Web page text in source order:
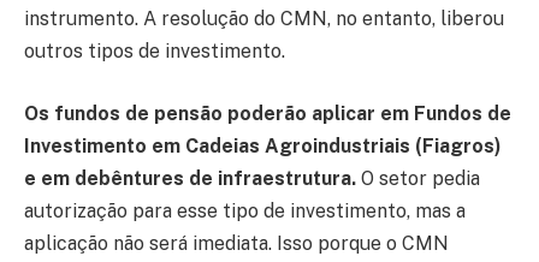
instrumento. A resolução do CMN, no entanto, liberou
outros tipos de investimento.
Os fundos de pensão poderão aplicar em Fundos de
Investimento em Cadeias Agroindustriais (Fiagros)
e em debêntures de infraestrutura. O setor pedia
autorização para esse tipo de investimento, mas a
aplicação não será imediata. Isso porque o CMN